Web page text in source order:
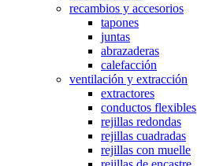
recambios y accesorios
tapones
juntas
abrazaderas
calefacción
ventilación y extracción
extractores
conductos flexibles
rejillas redondas
rejillas cuadradas
rejillas con muelle